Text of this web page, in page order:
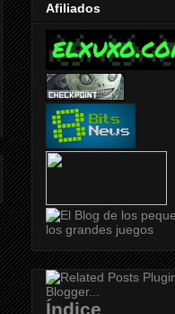
Afiliados
Índice